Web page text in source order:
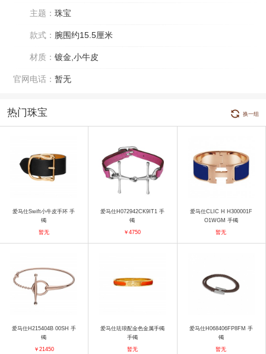
主题： 珠宝
款式： 腕围约15.5厘米
材质： 镀金,小牛皮
官网电话： 暂无
热门珠宝 换一组
爱马仕Swift小牛皮手环 手
镯
暂无
爱马仕H072942CK9IT1 手
镯
￥4750
爱马仕CLIC H H300001F
O1WGM 手镯
暂无
爱马仕H215404B 00SH 手
镯
￥21450
爱马仕珐琅配金色金属手镯
手镯
暂无
爱马仕H068406FP8FM 手
镯
暂无